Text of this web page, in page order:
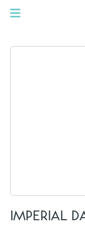
IMPERIAL